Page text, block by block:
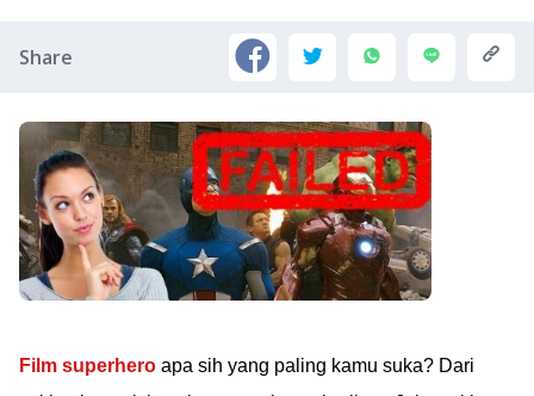
Share
Film superhero apa sih yang paling kamu suka? Dari